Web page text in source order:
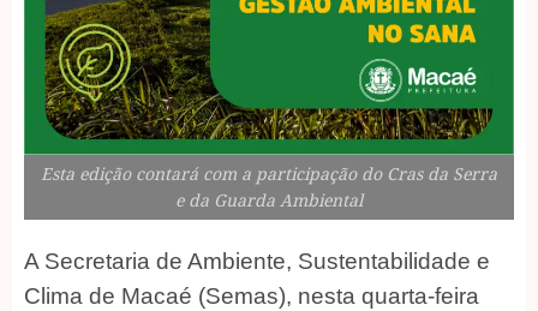
Esta edição contará com a participação do Cras da Serra
e da Guarda Ambiental
A Secretaria de Ambiente, Sustentabilidade e
Clima de Macaé (Semas), nesta quarta-feira